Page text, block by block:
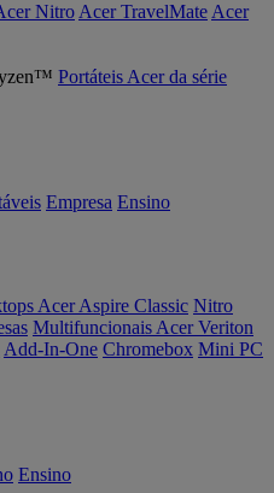
Nitro Acer TravelMate Acer
Portáteis Acer da série
Empresa Ensino
Acer Aspire Classic Nitro
Multifuncionais Acer Veriton
Add-In-One Chromebox Mini PC
Ensino